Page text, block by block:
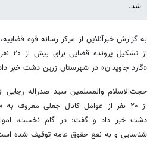
شد.
به گزارش خبرآنلاین از مرکز رسانه قوه
از
«گارد جاویدان» در شهرستان زرین دشت خبر
حجت‌الاسلام والمسلمین سید صدراله رجایی
از ۲۰ نفر از عوامل کانال جعلی معروف
شناسایی و به نفع حقوق عامه توقیف شده